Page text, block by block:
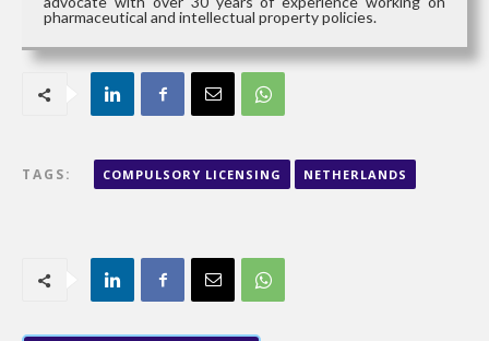
pharmaceutical and intellectual property policies.
TAGS: COMPULSORY LICENSING NETHERLANDS